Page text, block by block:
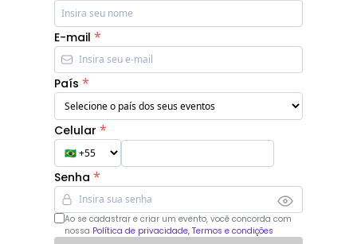
E-mail *
País *
Celular *
Senha *
Ao se cadastrar e criar um evento, você concorda com
nossa Política de privacidade, Termos e condições